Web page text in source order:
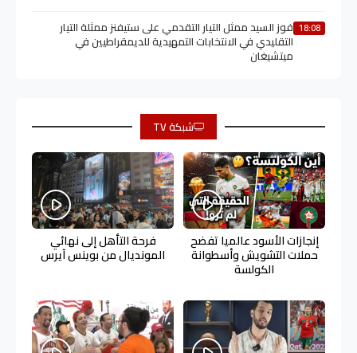
18:08 فوز السيد ممثل التيار التقدمي على ستيفنز ممثلة التيار
التقليدي في الانتخابات التمهيدية للديمقراطيين في
ميتشيغان
شبكة TV
إنجازات الأسود عالميا تفضح
حملات التشويش وأسطوانة
الكولسة
فرحة التأهل إلى نهائي
المونديال من بوينس آيرس